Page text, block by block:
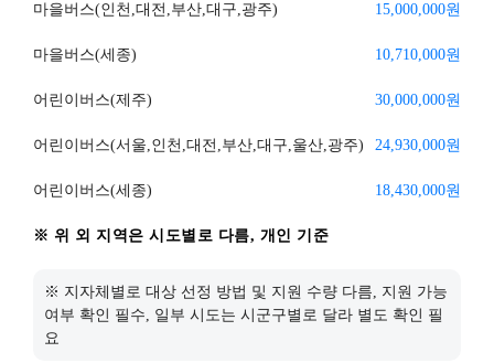
마을버스(인천,대전,부산,대구,광주) 15,000,000원
마을버스(세종) 10,710,000원
어린이버스(제주) 30,000,000원
어린이버스(서울,인천,대전,부산,대구,울산,광주) 24,930,000원
어린이버스(세종) 18,430,000원
※ 위 외 지역은 시도별로 다름, 개인 기준
※ 지자체별로 대상 선정 방법 및 지원 수량 다름, 지원 가능
여부 확인 필수, 일부 시도는 시군구별로 달라 별도 확인 필
요